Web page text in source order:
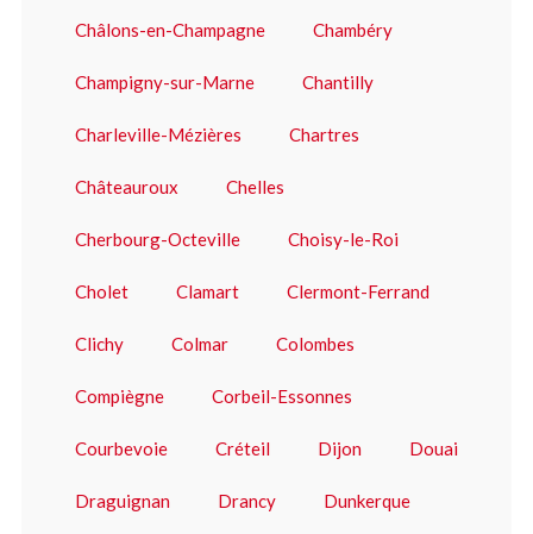
Châlons-en-Champagne Chambéry
Champigny-sur-Marne Chantilly
Charleville-Mézières Chartres
Châteauroux Chelles
Cherbourg-Octeville Choisy-le-Roi
Cholet Clamart Clermont-Ferrand
Clichy Colmar Colombes
Compiègne Corbeil-Essonnes
Courbevoie Créteil Dijon Douai
Draguignan Drancy Dunkerque